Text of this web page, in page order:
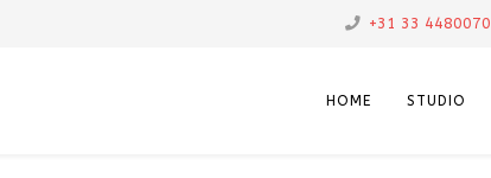
+31 33 4480070
HOME STUDIO